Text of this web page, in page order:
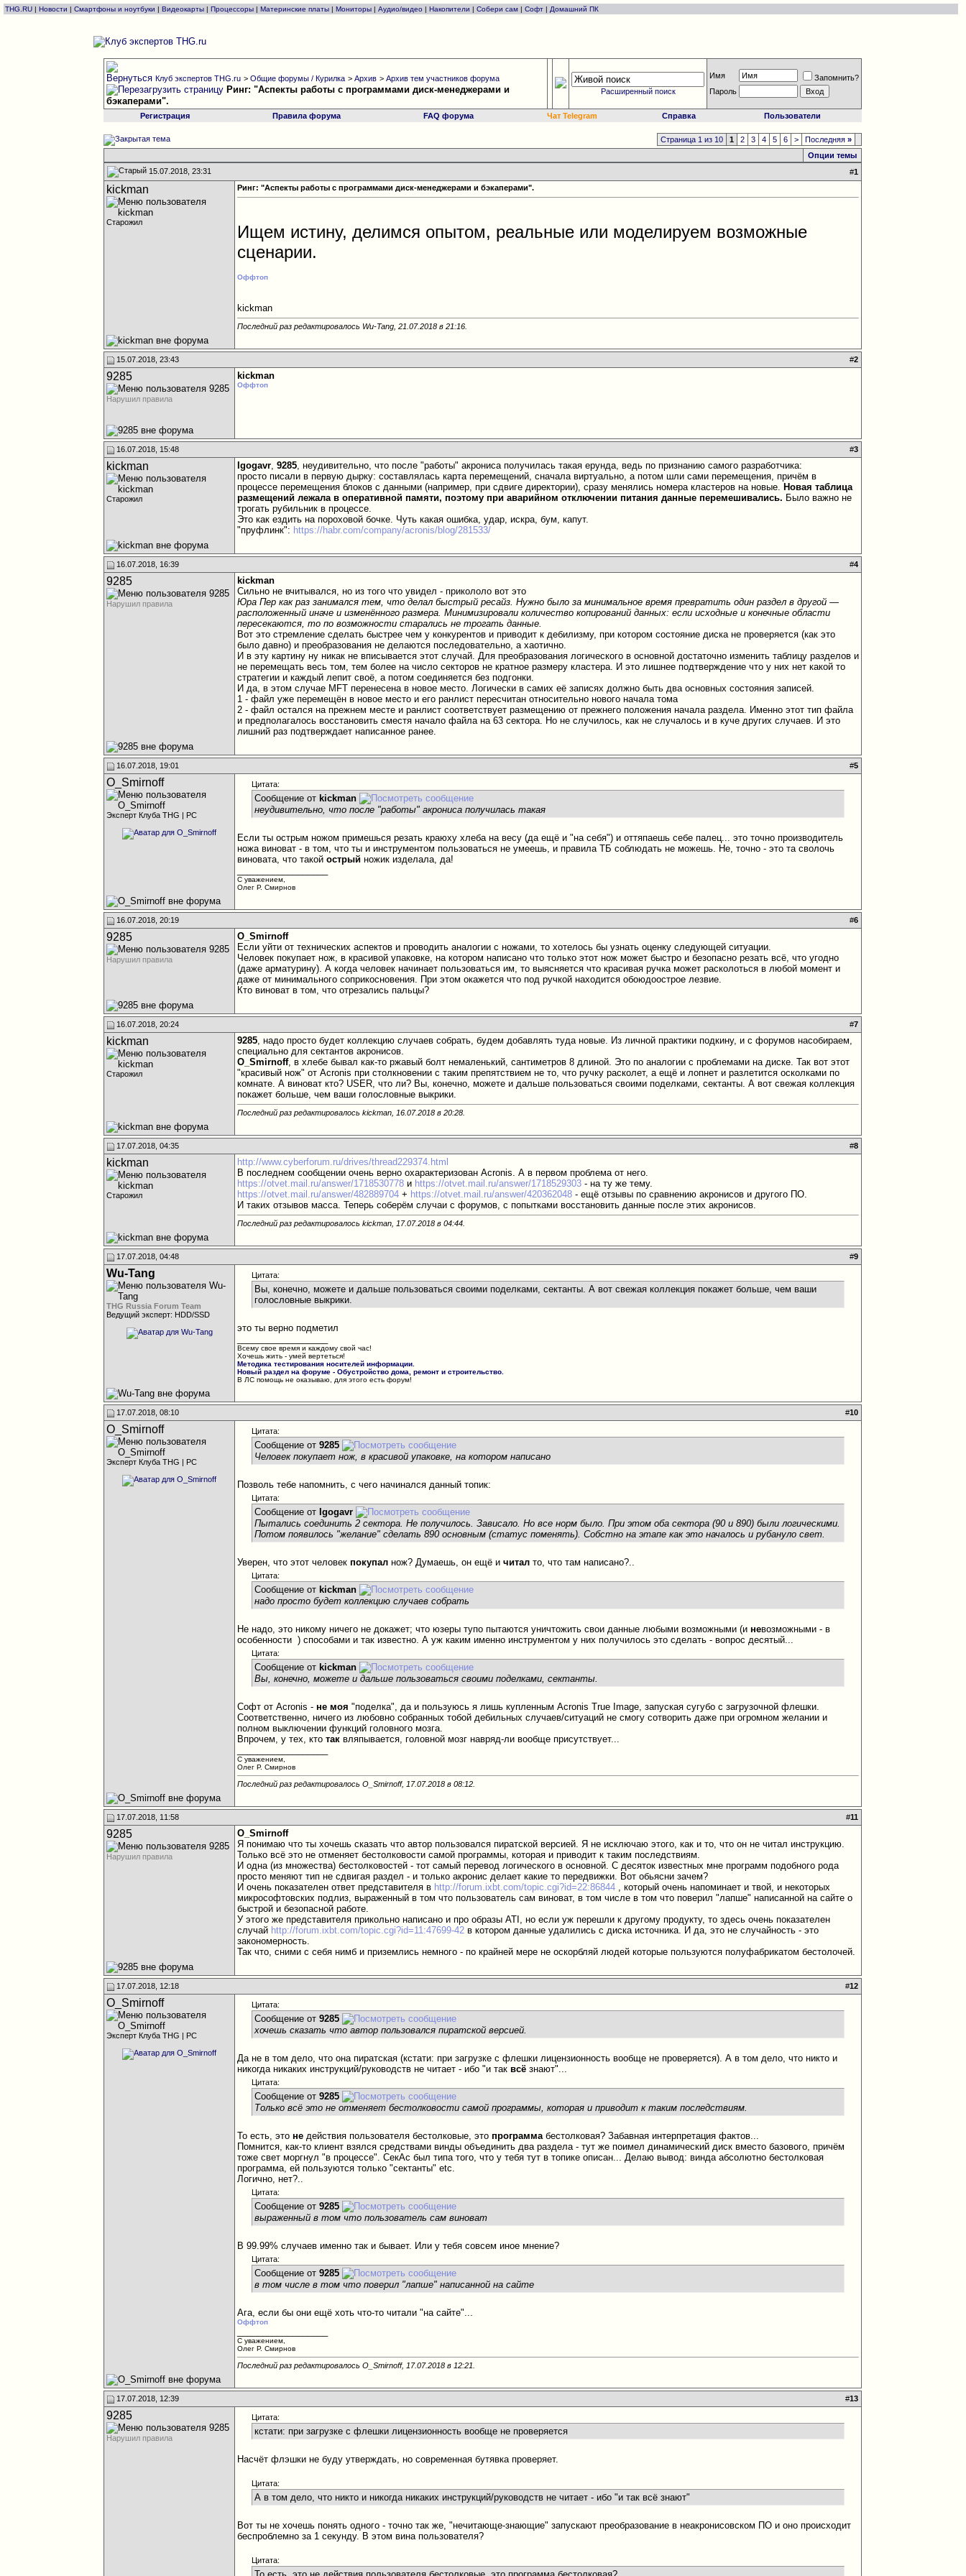
THG.RU | Новости | Смартфоны и ноутбуки | Видеокарты | Процессоры | Материнские платы | Мониторы | Аудио/видео | Накопители | Собери сам | Софт | Домашний ПК
Клуб экспертов THG.ru >Общие форумы / Курилка >Архив >Архив тем участников форума
Ринг: "Аспекты работы с программами диск-менеджерами и
бэкаперами".
Расширенный поиск
Имя
Запомнить?
Пароль
Регистрация Правила форума FAQ форума Чат Telegram Справка Пользователи
Страница 1 из 10 1 2 3 4 5 6 > Последняя»
Опции темы
15.07.2018, 23:31
#1
kickman
Старожил
Ринг: "Аспекты работы с программами диск-менеджерами и бэкаперами".
Ищем истину, делимся опытом, реальные или моделируем возможные
сценарии.
Оффтоп
kickman
Последний раз редактировалось Wu-Tang, 21.07.2018 в21:16
15.07.2018, 23:43 #2
9285
Нарушил правила
kickman
Оффтоп
16.07.2018, 15:48 #3
kickman
Старожил
Igogavr,9285, неудивительно, что после "работы" акрониса получилась такая ерунда, ведь по признанию самого разработчика:
просто писали в первую дырку: составлялась карта перемещений, сначала виртуально, а потом шли сами перемещения, причём в
процессе перемещения блоков с данными (например, при сдвиге директории), сразу менялись номера кластеров на новые. Новая таблица
размещений лежала в оперативной памяти, поэтому при аварийном отключении питания данные перемешивались. Было важно не
трогать рубильник в процессе.
Это как ездить на пороховой бочке. Чуть какая ошибка, удар, искра, бум, капут.
"пруфлинк": https://habr.com/company/acronis/blog/281533/
16.07.2018, 16:39 #4
9285
Нарушил правила
kickman
Сильно не вчитывался, но из того что увидел - прикололо вот это
Юра Пер как раз занимался тем, что делал быстрый ресайз. Нужно было за минимальное время превратить один раздел в другой —
расположенный иначе и изменённого размера. Минимизировали количество копирований данных: если исходные и конечные области
пересекаются, то по возможности старались не трогать данные.
Вот это стремление сделать быстрее чем у конкурентов и приводит к дебилизму, при котором состояние диска не проверяется (как это
было давно) и преобразования не делаются последовательно, а хаотично.
И в эту картину ну никак не вписывается этот случай. Для преобразования логического в основной достаточно изменить таблицу разделов и
не перемещать весь том, тем более на число секторов не кратное размеру кластера. И это лишнее подтверждение что у них нет какой то
стратегии и каждый лепит своё, а потом соединяется без подгонки.
И да, в этом случае MFT перенесена в новое место. Логически в самих её записях должно быть два основных состояния записей.
1 - файл уже перемещён в новое место и его ранлист пересчитан относительно нового начала тома
2 - файл остался на прежнем месте и ранлист соответствует размещению от прежнего положения начала раздела. Именно этот тип файла
и предполагалось восстановить сместя начало файла на 63 сектора. Но не случилось, как не случалось и в куче других случаев. И это
лишний раз подтверждает написанное ранее.
16.07.2018, 19:01 #5
O_Smirnoff
Эксперт Клуба THG | PC
Цитата:
Сообщение от kickman
неудивительно, что после "работы" акрониса получилась такая
Если ты острым ножом примешься резать краюху хлеба на весу (да ещё и "на себя") и оттяпаешь себе палец... это точно производитель
ножа виноват - в том, что ты и инструментом пользоваться не умеешь, и правила ТБ соблюдать не можешь. Не, точно - это та сволочь
виновата, что такойострыйножик изделала, да!
С уважением,
Олег Р. Смирнов
16.07.2018, 20:19 #6
9285
Нарушил правила
O_Smirnoff
Если уйти от технических аспектов и проводить аналогии с ножами, то хотелось бы узнать оценку следующей ситуации.
Человек покупает нож, в красивой упаковке, на котором написано что только этот нож может быстро и безопасно резать всё, что угодно
(даже арматурину). А когда человек начинает пользоваться им, то выясняется что красивая ручка может расколоться в любой момент и
даже от минимального соприкосновения. При этом окажется что под ручкой находится обоюдоострое лезвие.
Кто виноват в том, что отрезались пальцы?
16.07.2018, 20:24 #7
kickman
Старожил
9285, надо просто будет коллекцию случаев собрать, будем добавлять туда новые. Из личной практики подкину, и с форумов насобираем,
специально для сектантов акронисов.
O_Smirnoff, в хлебе бывал как-то ржавый болт немаленький, сантиметров 8 длиной. Это по аналогии с проблемами на диске. Так вот этот
"красивый нож" от Acronis при столкновении с таким препятствием не то, что ручку расколет, а ещё и лопнет и разлетится осколками по
комнате. А виноват кто? USER, что ли? Вы, конечно, можете и дальше пользоваться своими поделками, сектанты. А вот свежая коллекция
покажет больше, чем ваши голословные выкрики.
Последний раз редактировалось kickman, 16.07.2018 в20:28
17.07.2018, 04:35 #8
kickman
Старожил
http://www.cyberforum.ru/drives/thread229374.html
В последнем сообщении очень верно охарактеризован Acronis. А в первом проблема от него.
https://otvet.mail.ru/answer/1718530778 и https://otvet.mail.ru/answer/1718529303 - на ту же тему.
https://otvet.mail.ru/answer/482889704 + https://otvet.mail.ru/answer/420362048 - ещё отзывы по сравнению акронисов и другого ПО.
И таких отзывов масса. Теперь соберём случаи с форумов, с попытками восстановить данные после этих акронисов.
Последний раз редактировалось kickman, 17.07.2018 в04:44
17.07.2018, 04:48 #9
Wu-Tang
THG Russia Forum Team
Ведущий эксперт: HDD/SSD
Цитата:
Вы, конечно, можете и дальше пользоваться своими поделками, сектанты. А вот свежая коллекция покажет больше, чем ваши
голословные выкрики.
это ты верно подметил
Всему свое время и каждому свой час!
Хочешь жить - умей вертеться!
Методика тестирования носителей информации.
Новый раздел на форуме - Обустройство дома, ремонт и строительство.
В ЛС помощь не оказываю, для этого есть форум!
17.07.2018, 08:10 #10
O_Smirnoff
Эксперт Клуба THG | PC
Цитата:
Сообщение от9285
Человек покупает нож, в красивой упаковке, на котором написано
Позволь тебе напомнить, с чего начинался данный топик:
Цитата:
Сообщение от Igogavr
Пытались соединить 2 сектора. Не получилось. Зависало. Но все норм было. При этом оба сектора (90 и 890) были логическими.
Потом появилось "желание" сделать 890 основным (статус поменять). Собстно на этапе как это началось и рубануло свет.
Уверен, что этот человекпокупалнож? Думаешь, он ещё ичиталто, что там написано?..
Цитата:
Сообщение от kickman
надо просто будет коллекцию случаев собрать
Не надо, это никому ничего не докажет; что юзеры тупо пытаются уничтожить свои данные любыми возможными (иневозможными - в
особенности ) способами и так известно. А уж каким именно инструментом у них получилось это сделать - вопрос десятый...
Цитата:
Сообщение от kickman
Вы, конечно, можете и дальше пользоваться своими поделками, сектанты.
Софт от Acronis -не моя "поделка", да и пользуюcь я лишь купленным Acronis True Image, запуская сугубо с загрузочной флешки.
Соответственно, ничего из любовно собранных тобой дебильных случаев/ситуаций не смогу сотворить даже при огромном желании и
полном выключении функций головного мозга.
Впрочем, у тех, ктотаквляпывается, головной мозг навряд-ли вообще присутствует...
С уважением,
Олег Р. Смирнов
Последний раз редактировалось O_Smirnoff, 17.07.2018 в08:12
17.07.2018, 11:58 #11
9285
Нарушил правила
O_Smirnoff
Я понимаю что ты хочешь сказать что автор пользовался пиратской версией. Я не исключаю этого, как и то, что он не читал инструкцию.
Только всё это не отменяет бестолковости самой программы, которая и приводит к таким последствиям.
И одна (из множества) бестолковостей - тот самый перевод логического в основной. С десяток известных мне программ подобного рода
просто меняют тип не сдвигая раздел - и только акронис делает какие то передвижки. Вот обьясни зачем?
И очень показателен ответ представителя в http://forum.ixbt.com/topic.cgi?id=22:86844 , который очень напоминает и твой, и некоторых
микрософтовских подлиз, выраженный в том что пользователь сам виноват, в том числе в том что поверил "лапше" написанной на сайте о
быстрой и безопасной работе.
У этого же представителя прикольно написано и про образы ATI, но если уж перешли к другому продукту, то здесь очень показателен
случай http://forum.ixbt.com/topic.cgi?id=11:47699-42 в котором данные удалились с диска источника. И да, это не случайность - это
закономерность.
Так что, сними с себя нимб и приземлись немного - по крайней мере не оскорбляй людей которые пользуются полуфабрикатом бестолочей.
17.07.2018, 12:18 #12
O_Smirnoff
Эксперт Клуба THG | PC
Цитата:
Сообщение от9285
хочешь сказать что автор пользовался пиратской версией.
Да не в том дело, что она пиратская (кстати: при загрузке с флешки лицензионность вообще не проверяется). А в том дело, что никто и
никогда никаких инструкций/руководств не читает - ибо "и таквсёзнают"...
Цитата:
Сообщение от9285
Только всё это не отменяет бестолковости самой программы, которая и приводит к таким последствиям.
То есть, этонедействия пользователя бестолковые, этопрограммабестолковая? Забавная интерпретация фактов...
Помнится, как-то клиент взялся средствами винды объединить два раздела - тут же поимел динамический диск вместо базового, причём
тоже свет моргнул "в процессе". СекАс был типа того, что у тебя тут в топике описан... Делаю вывод: винда абсолютно бестолковая
программа, ей пользуются только "сектанты" etc.
Логично, нет?..
Цитата:
Сообщение от9285
выраженный в том что пользователь сам виноват
В 99.99% случаев именно так и бывает. Или у тебя совсем иное мнение?
Цитата:
Сообщение от9285
в том числе в том что поверил "лапше" написанной на сайте
Ага, если бы они ещё хоть что-то читали "на сайте"...
Оффтоп
С уважением,
Олег Р. Смирнов
Последний раз редактировалось O_Smirnoff, 17.07.2018 в 12:21
17.07.2018, 12:39 #13
9285
Нарушил правила
Цитата:
кстати: при загрузке с флешки лицензионность вообще не проверяется
Насчёт флэшки не буду утверждать, но современная бутявка проверяет.
Цитата:
А в том дело, что никто и никогда никаких инструкций/руководств не читает - ибо "и так всё знают"
Вот ты не хочешь понять одного - точно так же, "нечитающе-знающие" запускают преобразование в неакронисовском ПО и оно происходит
беспроблемно за 1 секунду. В этом вина пользователя?
Цитата: